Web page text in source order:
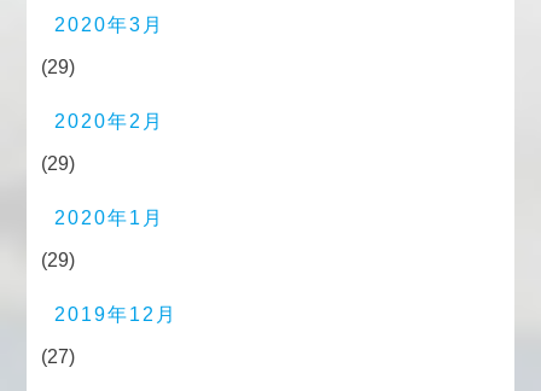
2020年3月
(29)
2020年2月
(29)
2020年1月
(29)
2019年12月
(27)